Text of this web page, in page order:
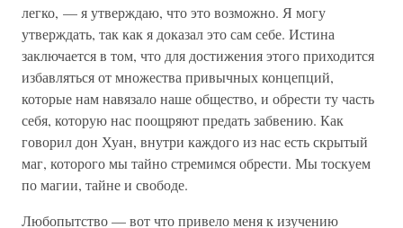
легко, — я утверждаю, что это возможно. Я могу
утверждать, так как я доказал это сам себе. Истина
заключается в том, что для достижения этого приходится
избавляться от множества привычных концепций,
которые нам навязало наше общество, и обрести ту часть
себя, которую нас поощряют предать забвению. Как
говорил дон Хуан, внутри каждого из нас есть скрытый
маг, которого мы тайно стремимся обрести. Мы тоскуем
по магии, тайне и свободе.
Любопытство — вот что привело меня к изучению